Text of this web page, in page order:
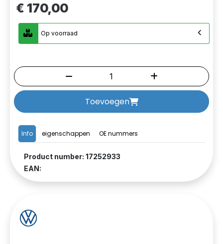
Info eigenschappen OE nummers
Product number: 17252933
EAN:
€ 170,00
Op voorraad
Toevoegen